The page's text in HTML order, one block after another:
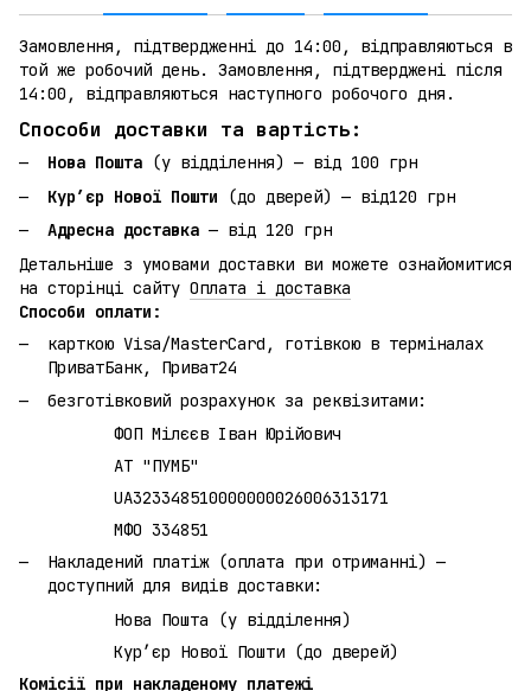
Замовлення, підтвердженні до 14:00, відправляються в
той же робочий день. Замовлення, підтверджені після
14:00, відправляються наступного робочого дня.
Способи доставки та вартість:
Нова Пошта (у відділення) — від 100 грн
Кур’єр Нової Пошти (до дверей) — від120 грн
Адресна доставка — від 120 грн
Детальніше з умовами доставки ви можете ознайомитися
на сторінці сайту Оплата і доставка
Способи оплати:
карткою Visa/MasterCard, готівкою в терміналах
ПриватБанк, Приват24
безготівковий розрахунок за реквізитами:
ФОП Мілєєв Іван Юрійович
АТ "ПУМБ"
UA323348510000000026006313171
МФО 334851
Накладений платіж (оплата при отриманні) —
доступний для видів доставки:
Нова Пошта (у відділення)
Кур’єр Нової Пошти (до дверей)
Комісії при накладеному платежі